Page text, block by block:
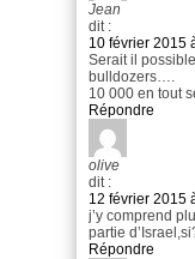
Jean
dit :
10 février 2015
Serait il
bulldozers….
10 000 en tout
Répondre
olive
dit :
12 février 2015
j’y comprend
partie
Répondre